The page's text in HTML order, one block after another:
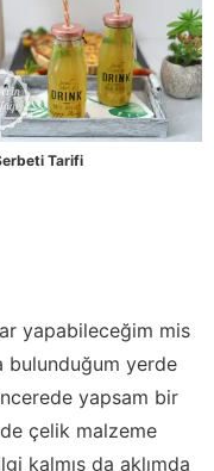
Tarifi
yapabileceğim mis
bulunduğum yerde
yapsam bir
çelik malzeme
kalmış da aklımda